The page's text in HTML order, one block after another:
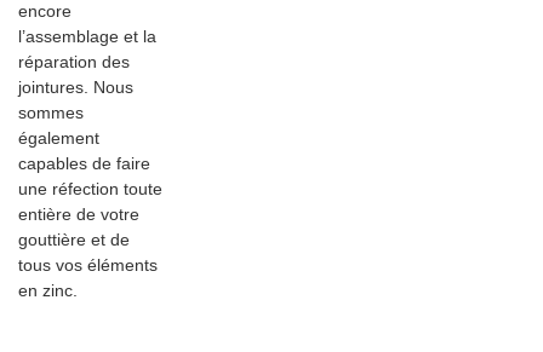
encore
l’assemblage et la
réparation des
jointures. Nous
sommes
également
capables de faire
une réfection toute
entière de votre
gouttière et de
tous vos éléments
en zinc.